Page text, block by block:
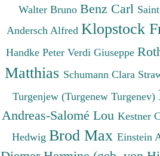
Walter Bruno Benz Carl
Andersch Alfred Klopstock
Handke Peter Verdi Giuseppe
Matthias Schumann Clara
Turgenjew (Turgenew Turgenev)
Andreas-Salomé Lou Kestner
Hedwig Brod Max Einstein